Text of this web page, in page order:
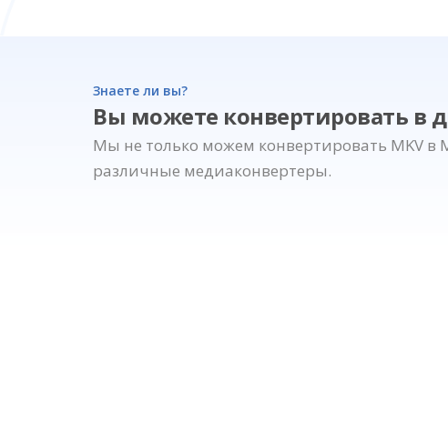
Знаете ли вы?
Вы можете конвертировать в
Мы не только можем конвертировать MKV в
различные медиаконвертеры.